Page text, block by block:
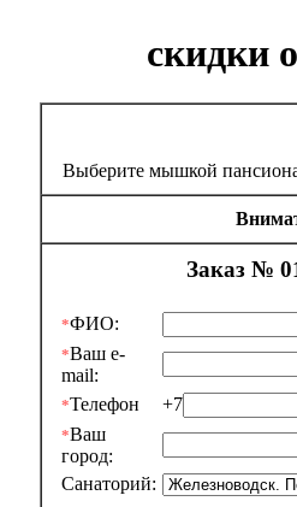
скидки
Выберите мышкой
Заказ №
*ФИО:
*Ваш e-
mail:
*Телефон +7
*Ваш
город:
Санаторий: